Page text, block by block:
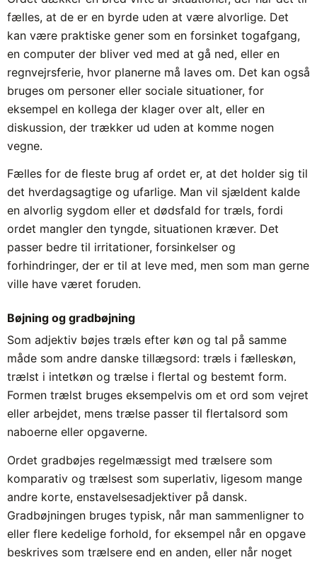
fælles, at de er en byrde uden at være alvorlige. Det
kan være praktiske gener som en forsinket togafgang,
en computer der bliver ved med at gå ned, eller en
regnvejrsferie, hvor planerne må laves om. Det kan også
bruges om personer eller sociale situationer, for
eksempel en kollega der klager over alt, eller en
diskussion, der trækker ud uden at komme nogen
vegne.
Fælles for de fleste brug af ordet er, at det holder sig til
det hverdagsagtige og ufarlige. Man vil sjældent kalde
en alvorlig sygdom eller et dødsfald for træls, fordi
ordet mangler den tyngde, situationen kræver. Det
passer bedre til irritationer, forsinkelser og
forhindringer, der er til at leve med, men som man gerne
ville have været foruden.
Bøjning og gradbøjning
Som adjektiv bøjes træls efter køn og tal på samme
måde som andre danske tillægsord: træls i fælleskøn,
trælst i intetkøn og trælse i flertal og bestemt form.
Formen trælst bruges eksempelvis om et ord som vejret
eller arbejdet, mens trælse passer til flertalsord som
naboerne eller opgaverne.
Ordet gradbøjes regelmæssigt med trælsere som
komparativ og trælsest som superlativ, ligesom mange
andre korte, enstavelsesadjektiver på dansk.
Gradbøjningen bruges typisk, når man sammenligner to
eller flere kedelige forhold, for eksempel når en opgave
beskrives som trælsere end en anden, eller når noget